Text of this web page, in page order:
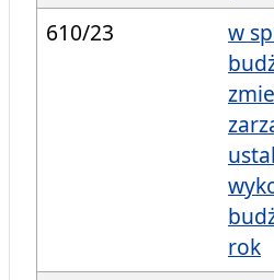
610/23
w
rok